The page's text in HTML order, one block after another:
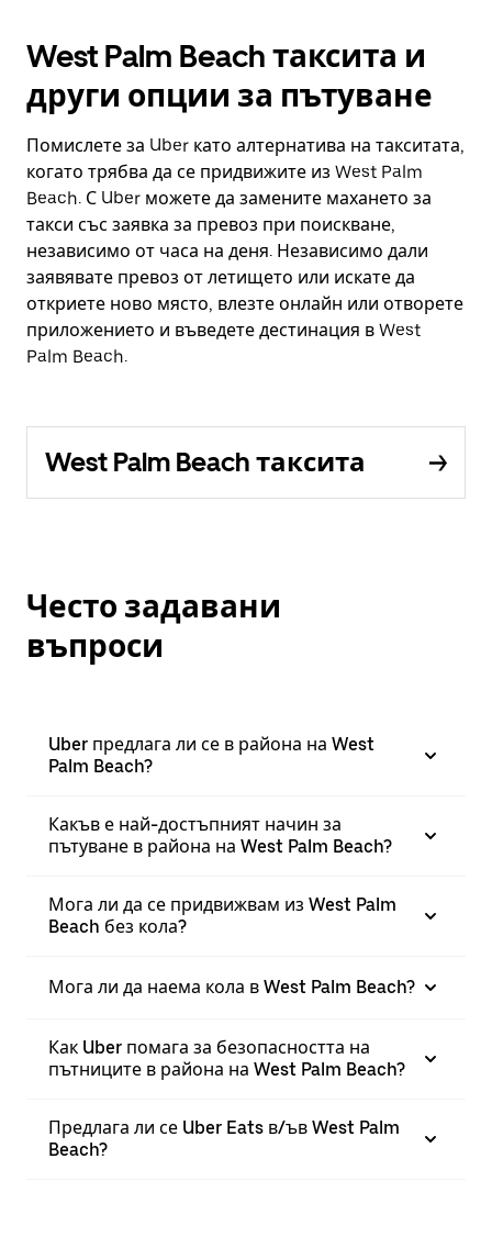
West Palm Beach таксита и
други опции за пътуване
Помислете за Uber като алтернатива на такситата,
когато трябва да се придвижите из West Palm
Beach. С Uber можете да замените махането за
такси със заявка за превоз при поискване,
независимо от часа на деня. Независимо дали
заявявате превоз от летището или искате да
откриете ново място, влезте онлайн или отворете
приложението и въведете дестинация в West
Palm Beach.
West Palm Beach таксита
Често задавани
въпроси
Uber предлага ли се в района на West
Palm Beach?
Какъв е най-достъпният начин за
пътуване в района на West Palm Beach?
Мога ли да се придвижвам из West Palm
Beach без кола?
Мога ли да наема кола в West Palm Beach?
Как Uber помага за безопасността на
пътниците в района на West Palm Beach?
Предлага ли се Uber Eats в/ъв West Palm
Beach?